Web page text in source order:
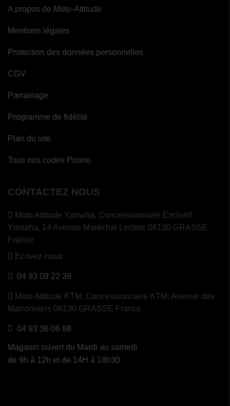
A propos de Moto-Attitude
Mentions légales
Protection des données personnelles
CGV
Parrainage
Programme de fidélité
Plan du site
Tous nos codes Promo
CONTACTEZ NOUS
Moto Attitude Yamaha, Concessionnaire Exclusif
Yamaha, 14 Avenue Maréchal Leclerc 06130 GRASSE
France
Ecrivez-nous
04 93 09 22 39
Moto Attitude KTM, Concessionnaire KTM, Avenue des
Marronniers 06130 GRASSE France
04 93 36 06 88
Magasin ouvert du Mardi au samedi
de 9h à 12h et de 14H à 18h30